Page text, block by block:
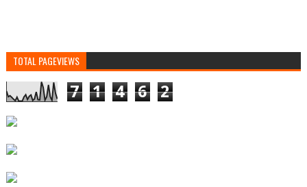
TOTAL PAGEVIEWS
7 1 4 6 2